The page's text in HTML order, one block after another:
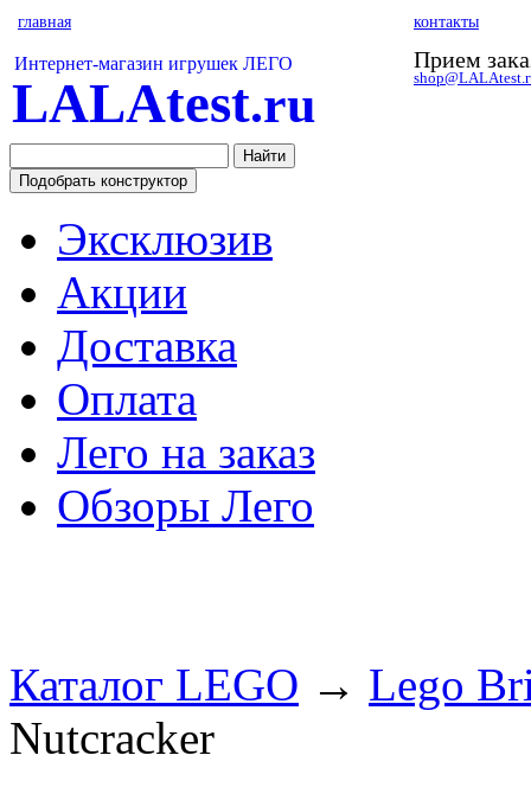
главная контакты
Интернет-магазин игрушек ЛЕГО
LALAtest.ru
Прием
Эксклюзив
Акции
Доставка
Оплата
Лего на заказ
Обзоры Лего
Каталог LEGO → Lego
Nutcracker